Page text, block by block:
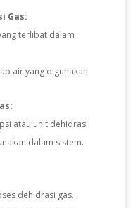
Gas:
terlibat dalam
air yang digunakan.
atau unit dehidrasi.
dalam sistem.
dehidrasi gas.